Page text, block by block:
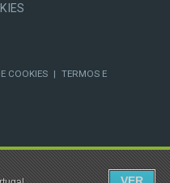
COOKIES | TERMOS E